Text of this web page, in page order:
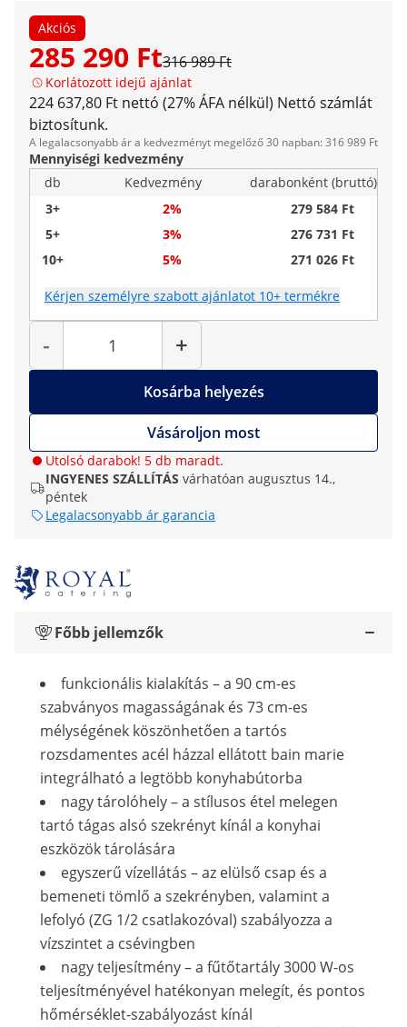
Akciós
285 290 Ft316 989 Ft
Korlátozott idejű ajánlat
224 637,80 Ft nettó (27% ÁFA nélkül) Nettó számlát
biztosítunk.
A legalacsonyabb ár a kedvezményt megelőző 30 napban: 316 989 Ft
Mennyiségi kedvezmény
db
Kedvezmény
darabonként (bruttó)
3+
2%
279 584 Ft
5+
3%
276 731 Ft
10+
5% 271 026 Ft
Kérjen személyre szabott ajánlatot 10+ termékre
-
Mennyiség
+
Kosárba helyezés
Vásároljon most
Utolsó darabok! 5 db maradt.
INGYENES SZÁLLÍTÁS várhatóan augusztus 14.,
péntek
Legalacsonyabb ár garancia
Főbb jellemzők
funkcionális kialakítás – a 90 cm-es
szabványos magasságának és 73 cm-es
mélységének köszönhetően a tartós
rozsdamentes acél házzal ellátott bain marie
integrálható a legtöbb konyhabútorba
nagy tárolóhely – a stílusos étel melegen
tartó tágas alsó szekrényt kínál a konyhai
eszközök tárolására
egyszerű vízellátás – az elülső csap és a
bemeneti tömlő a szekrényben, valamint a
lefolyó (ZG 1/2 csatlakozóval) szabályozza a
vízszintet a csévingben
nagy teljesítmény – a fűtőtartály 3000 W-os
teljesítményével hatékonyan melegít, és pontos
hőmérséklet-szabályozást kínál